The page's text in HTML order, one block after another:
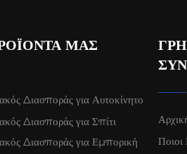
ΜΑΣ
Διασποράς για Αυτοκίνητο
Διασποράς για Σπίτι
Διασποράς για Εμπορική
Ποιοι